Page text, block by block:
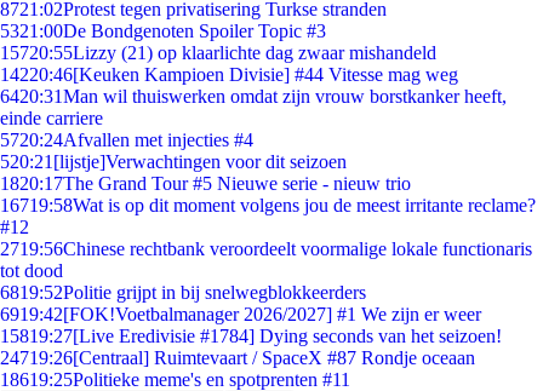
8721:02Protest tegen privatisering Turkse stranden
5321:00De Bondgenoten Spoiler Topic #3
15720:55Lizzy (21) op klaarlichte dag zwaar mishandeld
14220:46[Keuken Kampioen Divisie] #44 Vitesse mag weg
6420:31Man wil thuiswerken omdat zijn vrouw borstkanker heeft,
einde carriere
5720:24Afvallen met injecties #4
520:21 [lijstje]Verwachtingen voor dit seizoen
1820:17The Grand Tour #5 Nieuwe serie - nieuw trio
16719:58Wat is op dit moment volgens jou de meest irritante reclame?
#12
2719:56Chinese rechtbank veroordeelt voormalige lokale functionaris
tot dood
6819:52Politie grijpt in bij snelwegblokkeerders
6919:42[FOK!Voetbalmanager 2026/2027] #1 We zijn er weer
15819:27[Live Eredivisie #1784] Dying seconds van het seizoen!
24719:26[Centraal] Ruimtevaart / SpaceX #87 Rondje oceaan
18619:25Politieke meme's en spotprenten #11